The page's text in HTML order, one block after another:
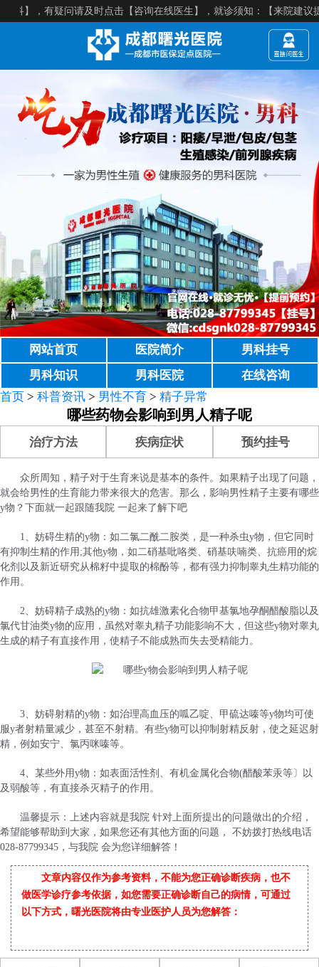
，有疑问请及时点击【咨询在线医生】，就诊须知：【来院建议提前
网站首页 医院简介
男科挂号
男科知识
男科医院
在线咨询
首页 > 科普资讯 > 男性不育 > 精子异常
哪些药物会影响到男人精子呢
治疗方法 疾病症状 预约挂号
众所周知，精子对于生育来说是基本的条件。如果精子出现了问题，
就会给男性的生育能力带来很大的危害。那么，影响男性精子主要有哪些
y物？下面就一起跟随我院 一起来了解下吧
1、妨碍生精的y物：如二氯二酰二胺类，是一种杀虫y物，但它同时
有抑制生精的作用;其他y物，如二硝基吡咯类、硝基呋喃类、抗癌用的烷
化剂以及新近研究从棉籽中提取的棉酚等，都有强力抑制睾丸生精功能的
作用。
2、妨碍精子成熟的y物：如抗雄激素化合物甲基氯地孕酮醋酸脂以及
氯代甘油类y物的应用，虽然对睾丸精子功能影响不大，但这些y物对睾丸
生成的精子有直接作用，使精子不能成熟而失去受精能力。
3、妨碍射精的y物：如治理高血压的呱乙啶、甲硫达嗪等y物均可使
服y者射精量减少，甚至不射精。有些y物可以抑制射精反射，使之延迟射
精，例如安宁、氯丙咪嗪等。
4、某些外用y物：如表面活性剂、有机金属化合物(醋酸苯汞等〕以
及弱酸等，有直接杀灭精子的作用。
温馨提示：上述内容就是我院 针对上面所提出的问题做出的介绍，
希望能够帮助到大家，如果您还有其他方面的问题， 不妨拨打热线电话
028-87799345，与我院 会为您详细解答！
文章内容仅作为参考资料，不能为您正确诊断疾病，也不
做医学诊疗参考依据，如您需要正确诊断自己的病情，可通过
以下方式，曙光医院将由专业医护人员为您解答：